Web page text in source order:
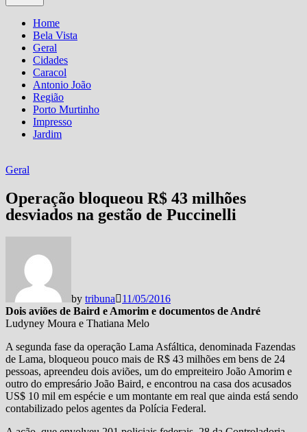
Home
Bela Vista
Geral
Cidades
Caracol
Antonio João
Região
Porto Murtinho
Impresso
Jardim
Geral
Operação bloqueou R$ 43 milhões
desviados na gestão de Puccinelli
by tribuna
11/05/2016
Dois aviões de Baird e Amorim e documentos de André
Ludyney Moura e Thatiana Melo
A segunda fase da operação Lama Asfáltica, denominada Fazendas
de Lama, bloqueou pouco mais de R$ 43 milhões em bens de 24
pessoas, apreendeu dois aviões, um do empreiteiro João Amorim e
outro do empresário João Baird, e encontrou na casa dos acusados
US$ 10 mil em espécie e um montante em real que ainda está sendo
contabilizado pelos agentes da Polícia Federal.